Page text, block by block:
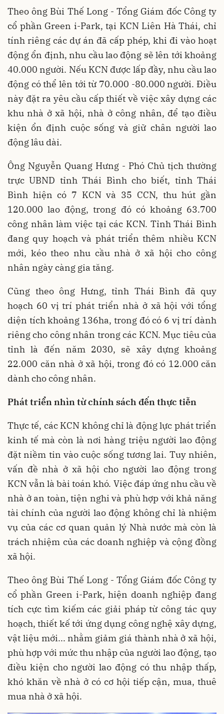
Theo ông Bùi Thế Long - Tổng Giám đốc Công ty
cổ phần Green i-Park, tại KCN Liên Hà Thái, chỉ
tính riêng các dự án đã cấp phép, khi đi vào hoạt
động ổn định, nhu cầu lao động sẽ lên tới khoảng
40.000 người. Nếu KCN được lấp đầy, nhu cầu lao
động có thể lên tới từ 70.000 -80.000 người. Điều
này đặt ra yêu cầu cấp thiết về việc xây dựng các
khu nhà ở xã hội, nhà ở công nhân, để tạo điều
kiện ổn định cuộc sống và giữ chân người lao
động lâu dài.
Ông Nguyễn Quang Hưng - Phó Chủ tịch thường
trực UBND tỉnh Thái Bình cho biết, tỉnh Thái
Bình hiện có 7 KCN và 35 CCN, thu hút gần
120.000 lao động, trong đó có khoảng 63.700
công nhân làm việc tại các KCN. Tỉnh Thái Bình
đang quy hoạch và phát triển thêm nhiều KCN
mới, kéo theo nhu cầu nhà ở xã hội cho công
nhân ngày càng gia tăng.
Cũng theo ông Hưng, tỉnh Thái Bình đã quy
hoạch 60 vị trí phát triển nhà ở xã hội với tổng
diện tích khoảng 136ha, trong đó có 6 vị trí dành
riêng cho công nhân trong các KCN. Mục tiêu của
tỉnh là đến năm 2030, sẽ xây dựng khoảng
22.000 căn nhà ở xã hội, trong đó có 12.000 căn
dành cho công nhân.
Phát triển nhìn từ chính sách đến thực tiễn
Thực tế, các KCN không chỉ là động lực phát triển
kinh tế mà còn là nơi hàng triệu người lao động
đặt niềm tin vào cuộc sống tương lai. Tuy nhiên,
vấn đề nhà ở xã hội cho người lao động trong
KCN vẫn là bài toán khó. Việc đáp ứng nhu cầu về
nhà ở an toàn, tiện nghi và phù hợp với khả năng
tài chính của người lao động không chỉ là nhiệm
vụ của các cơ quan quản lý Nhà nước mà còn là
trách nhiệm của các doanh nghiệp và cộng đồng
xã hội.
Theo ông Bùi Thế Long - Tổng Giám đốc Công ty
cổ phần Green i-Park, hiện doanh nghiệp đang
tích cực tìm kiếm các giải pháp từ công tác quy
hoạch, thiết kế tới ứng dụng công nghệ xây dựng,
vật liệu mới... nhằm giảm giá thành nhà ở xã hội,
phù hợp với mức thu nhập của người lao động, tạo
điều kiện cho người lao động có thu nhập thấp,
khó khăn về nhà ở có cơ hội tiếp cận, mua, thuê
mua nhà ở xã hội.